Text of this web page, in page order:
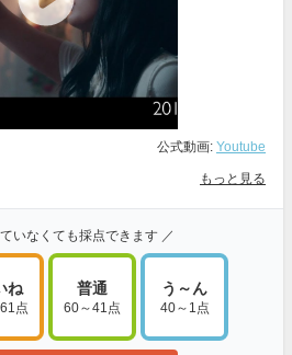
公式動画: Youtube
もっと見る
いなくても採点できます ／
ね
点
普通
60～41点
う～ん
40～1点